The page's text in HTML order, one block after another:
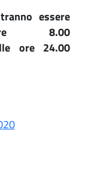
essere
8.00
ore 24.00